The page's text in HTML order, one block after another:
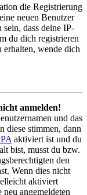
die Registrierung
neuen Benutzer
dass deine IP-
du dich registrieren
wende dich
anmelden!
und das
diese stimmen, dann
aktiviert ist und du
bist, musst du bzw.
den
Wenn dies nicht
aktiviert
angemeldeten